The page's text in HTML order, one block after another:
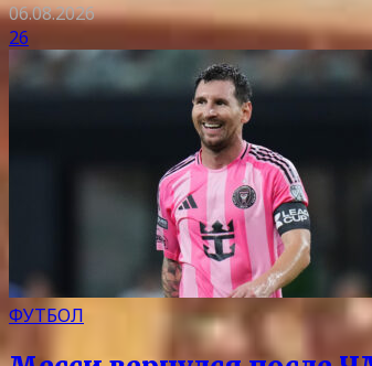
06.08.2026
26
ФУТБОЛ